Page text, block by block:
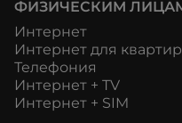
ФИЗИЧЕСКИМ
Интернет
Интернет для квартир
Телефония
Интернет + TV
Интернет + SIM